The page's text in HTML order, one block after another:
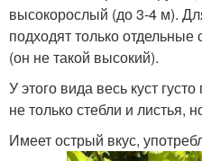
высокорослый (до 3-4 м).
подходят только
(он не такой высокий).
У этого вида весь куст
не только стебли и листья,
Имеет острый вкус,